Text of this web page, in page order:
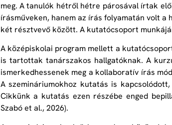
meg. A tanulók hétről hétre párosával írtak
írásműveken, hanem az írás folyamatán volt
két résztvevő között. A kutatócsoport
A középiskolai program mellett a
is tartottak tanárszakos hallgatóknak. A
ismerkedhessenek meg a kollaboratív írás
A szemináriumokhoz kutatás is
Cikkünk a kutatás ezen részébe enged
Szabó et al., 2026).